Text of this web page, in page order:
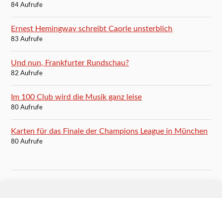
84 Aufrufe
Ernest Hemingway schreibt Caorle unsterblich
83 Aufrufe
Und nun, Frankfurter Rundschau?
82 Aufrufe
Im 100 Club wird die Musik ganz leise
80 Aufrufe
Karten für das Finale der Champions League in München
80 Aufrufe